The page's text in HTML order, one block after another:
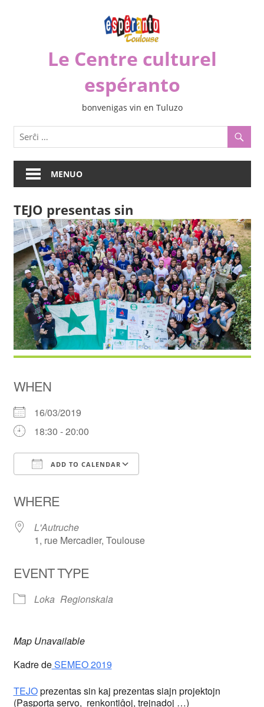
Le Centre culturel
espéranto
bonvenigas vin en Tuluzo
MENUO
TEJO presentas sin
WHEN
16/03/2019
18:30 - 20:00
ADD TO CALENDAR
WHERE
L'Autruche
1, rue Mercadier, Toulouse
EVENT TYPE
Loka Regionskala
Map Unavailable
Kadre deSEMEO 2019
TEJOprezentas sin kaj prezentas siajn projektojn
(Pasporta servo, renkontiĝoj, trejnadoj …)